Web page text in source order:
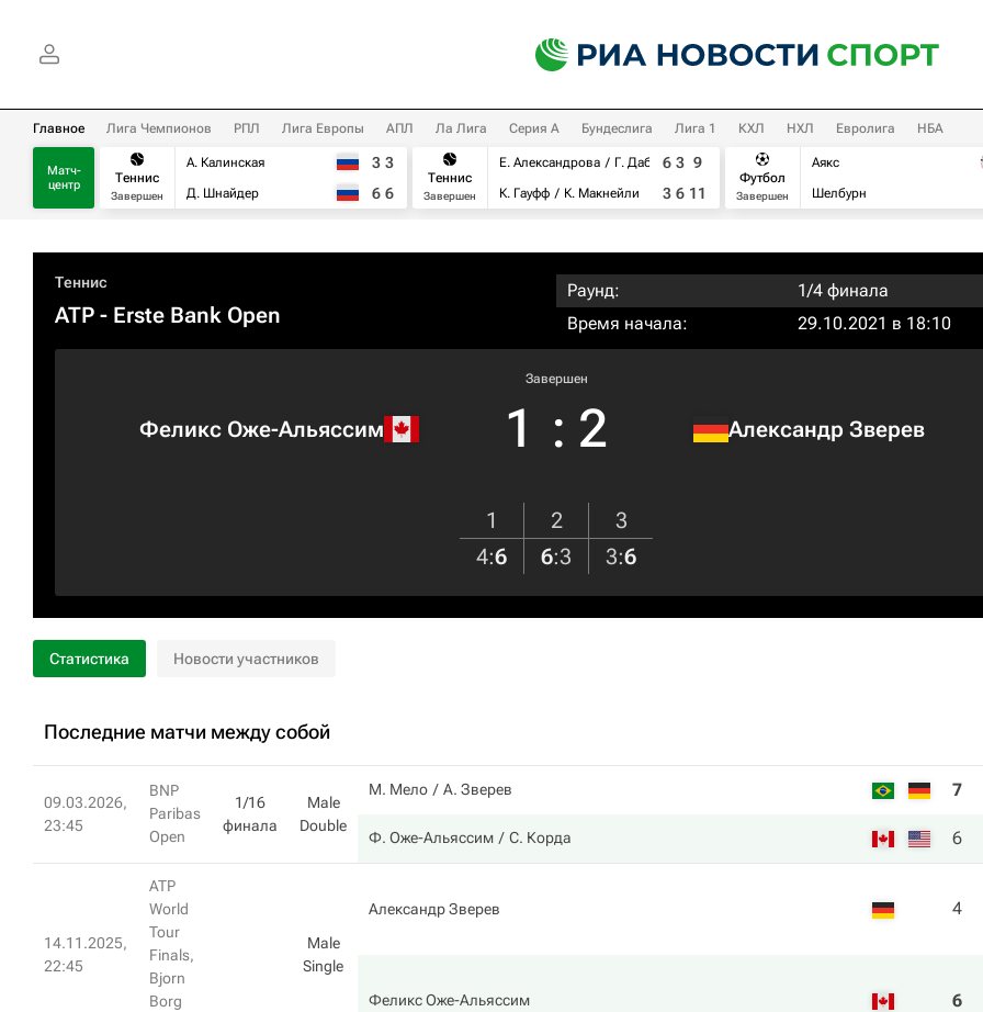
Главное Лига Чемпионов РПЛ Лига Европы АПЛ Ла Лига Серия А Бундеслига Лига 1 КХЛ НХЛ Евролига НБА
Матч-
центр
Теннис
Завершен
А. Калинская
Д. Шнайдер
3 3
6 6
Теннис
Завершен
Е. Александрова
Г. Дабровски
К. Гауфф
К. Макнейли
6 3 9
3 6 11
Футбол
Завершен
Аякс
Шелбурн
Теннис
ATP - Erste Bank Open
Раунд:
1/4 финала
Время начала:
29.10.2021 в 18:10
Феликс Оже-Альяссим
Завершен
1 : 2 Александр Зверев
1 2
3
4:6 6:3 3:6
Статистика Новости участников
Последние матчи между собой
09.03.2026,
23:45
BNP
Paribas
Open
1/16
финала
Male
Double
М. Мело А. Зверев 7
Ф. Оже-Альяссим С. Корда 6
14.11.2025,
22:45
ATP
World
Tour
Finals,
Bjorn
Borg
Male
Single
Александр Зверев 4
Феликс Оже-Альяссим 6